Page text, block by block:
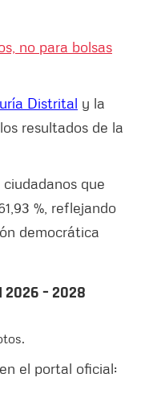
no para bolsas
Distrital y la
resultados de la
que
%, reflejando
democrática
2026 – 2028
el portal oficial: